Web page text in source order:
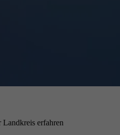
Landkreis erfahren